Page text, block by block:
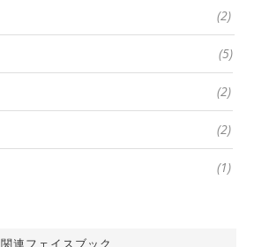
(2)
(5)
(2)
(2)
(1)
関連フェイスブック